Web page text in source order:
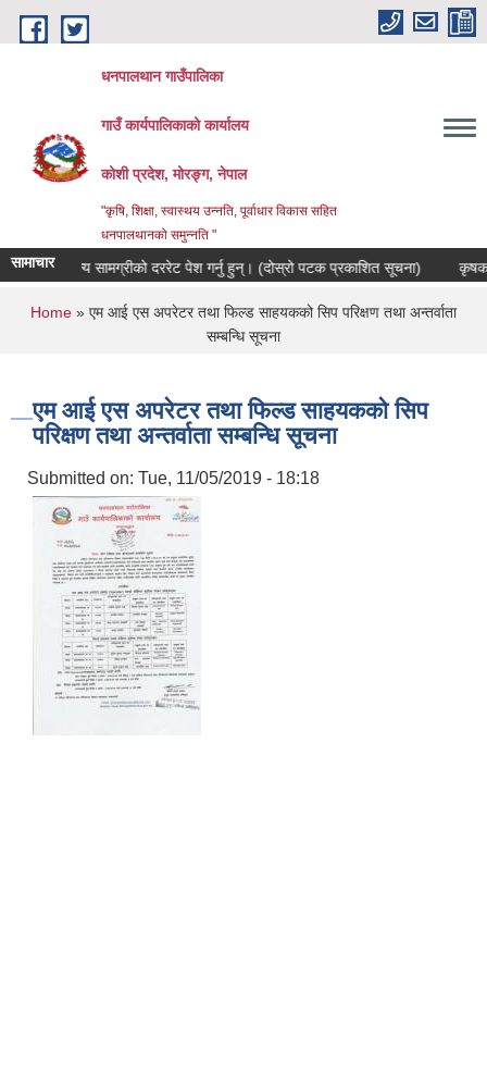
Skip to main content
धनपालथान गाउँपालिका
गाउँ कार्यपालिकाको कार्यालय
कोशी प्रदेश, मोरङ्ग, नेपाल
"कृषि, शिक्षा, स्वास्थय उन्नति, पूर्वाधार विकास सहित
धनपालथानको समुन्नति "
सामाचारतथा अन्य सामग्रीको दररेट पेश गर्नु हुन्। (दोस्रो पटक प्रकाशित सूचना) कृषक
You are here
Home » एम आई एस अपरेटर तथा फिल्ड साहयकको सिप परिक्षण तथा अन्तर्वाता
सम्बन्धि सूचना
एम आई एस अपरेटर तथा फिल्ड साहयकको सिप
परिक्षण तथा अन्तर्वाता सम्बन्धि सूचना
Submitted on: Tue, 11/05/2019 - 18:18